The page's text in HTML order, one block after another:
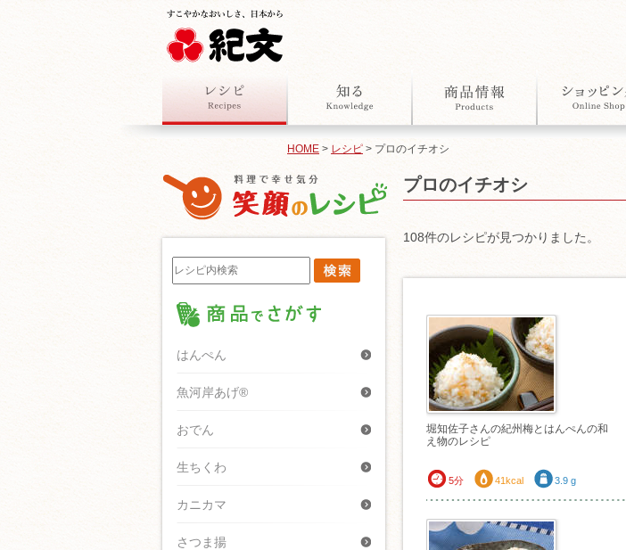
HOME > レシピ > プロのイチオシ
プロのイチオシ
108件のレシピが見つかりました。
堀知佐子さんの紀州梅とはんぺんの和
え物のレシピ
5分 41kcal 3.9 g
はんぺん
魚河岸あげ®
おでん
生ちくわ
カニカマ
さつま揚